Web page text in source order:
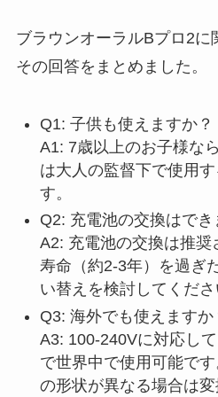
ブラウンオーラルBプロ2に
その回答をまとめました。
Q1: 子供も使えますか？
A1: 7歳以上のお子様な
は大人の監督下で使用
す。
Q2: 充電池の交換はでき
A2: 充電池の交換は推奨
寿命（約2-3年）を過ぎ
い替えを検討してくださ
Q3: 海外でも使えますか
A3: 100-240Vに対応し
で世界中で使用可能で
の形状が異なる場合は変